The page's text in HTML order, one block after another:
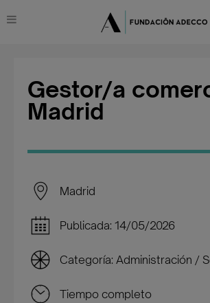
Gestor/a
Madrid
Madrid
Publicada: 14/05/2026
Categoría: Administración /
Tiempo completo